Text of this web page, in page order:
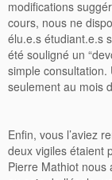
modifications
cours, nous ne
élu.e.s étudiant.e.s
été souligné un
simple
seulement au mois
Enfin, vous l’aviez
deux vigiles étaient
Pierre Mathiot nous